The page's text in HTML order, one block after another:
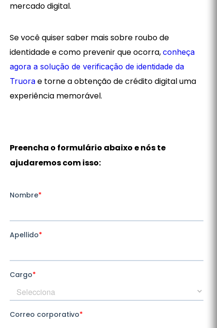
mercado digital.
Se você quiser saber mais sobre roubo de
identidade e como prevenir que ocorra, conheça
agora a solução de verificação de identidade da
Truora e torne a obtenção de crédito digital uma
experiência memorável.
Preencha o formulário abaixo e nós te
ajudaremos com isso: